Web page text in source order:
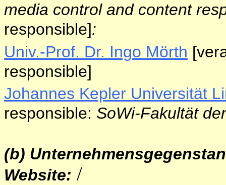
media control and content
responsible]:
Univ.-Prof. Dr. Ingo Mörth
responsible]
Johannes Kepler Universität
responsible: SoWi-Fakultät
(b)
Website: /